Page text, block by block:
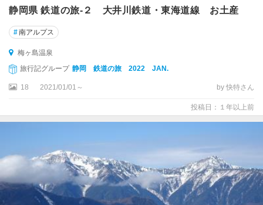
袋
・
田
・
前
・
名
湖
静岡県 鉄道の旅-２ 大井川鉄道・東海道線 お土産
#南アルプス
梅ヶ島温泉
旅行記グループ 静岡 鉄道の旅 2022 JAN.
18 2021/01/01～ by 快特さん
投稿日：１年以上前